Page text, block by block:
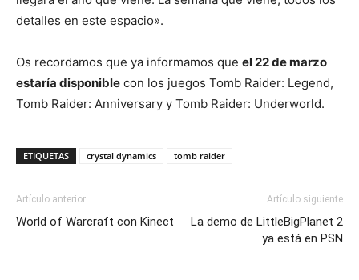
detalles en este espacio».
Os recordamos que ya informamos que el 22 de marzo
estaría disponible con los juegos Tomb Raider: Legend,
Tomb Raider: Anniversary y Tomb Raider: Underworld.
ETIQUETAS crystal dynamics tomb raider
Artículo anterior
World of Warcraft con Kinect
Artículo siguiente
La demo de LittleBigPlanet 2
ya está en PSN